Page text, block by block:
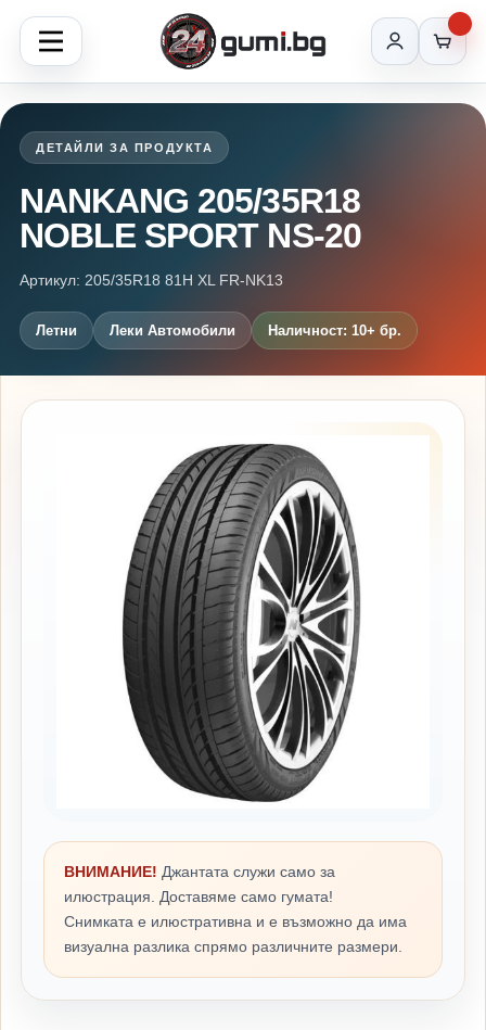
ДЕТАЙЛИ ЗА ПРОДУКТА
NANKANG 205/35R18
NOBLE SPORT NS-20
Артикул: 205/35R18 81H XL FR-NK13
Летни Леки Автомобили Наличност: 10+ бр.
ВНИМАНИЕ! Джантата служи само за
илюстрация. Доставяме само гумата!
Снимката е илюстративна и е възможно да има
визуална разлика спрямо различните размери.